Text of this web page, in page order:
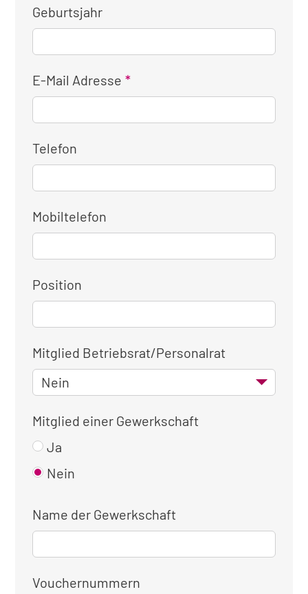
Geburtsjahr
E-Mail Adresse
Telefon
Mobiltelefon
Position
Mitglied Betriebsrat/Personalrat
Mitglied einer Gewerkschaft
Ja
Nein
Name der Gewerkschaft
Vouchernummern